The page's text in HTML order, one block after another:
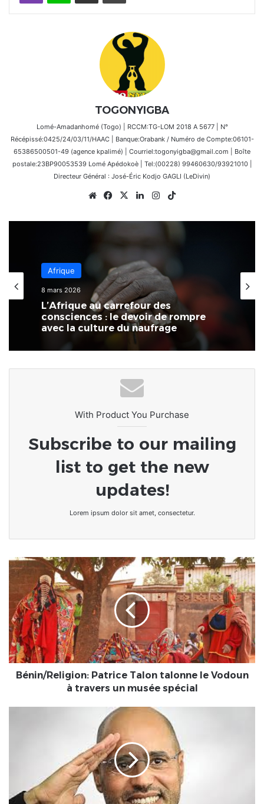
TOGONYIGBA
Lomé-Amadanhomé (Togo) | RCCM:TG-LOM 2018 A 5677 | N°
Récépissé:0425/24/03/11/HAAC | Banque:Orabank / Numéro de Compte:06101-
65386500501-49 (agence kpalimé) | Courriel:togonyigba@gmail.com | Boîte
postale:23BP90053539 Lomé Apédokoè | Tel:(00228) 99460630/93921010 |
Directeur Général : José-Éric Kodjo GAGLI (LeDivin)
WebsiteFacebook
X LinkedinInstagram
Afrique
8 mars 2026
L’Afrique au carrefour des
consciences : le devoir de rompre
avec la culture du naufrage
With Product You Purchase
Subscribe to our mailing
list to get the new
updates!
Lorem ipsum dolor sit amet, consectetur.
Bénin/Religion:
Patrice
Talon
talonne
Vodoun
travers
un
musée
Bénin/Religion: Patrice Talon talonne le Vodoun
à travers un musée spécial
été